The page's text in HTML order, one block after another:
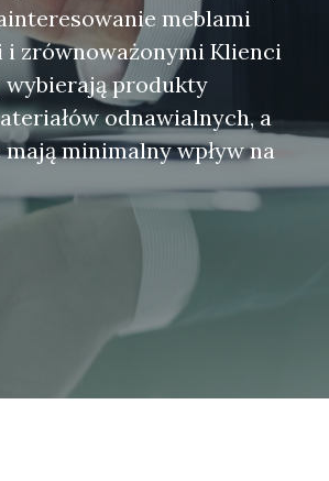
meblami
i zrównoważonymi Klienci
produkty
odnawialnych, a
minimalny wpływ na